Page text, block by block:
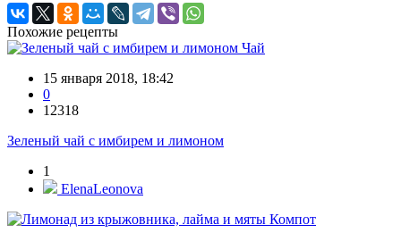
Похожие рецепты
Чай
15 января 2018, 18:42
0
12318
Зеленый чай с имбирем и лимоном
1
ElenaLeonova
Компот